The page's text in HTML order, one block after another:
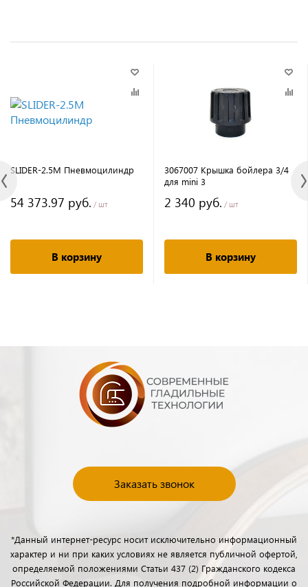
SLIDER-2.5M Пневмоцилиндр
54 373.97 руб. / шт
В корзину
3067007 Крышка бойлера 3/4
для mini 3
2 340 руб. / шт
В корзину
Заказать звонок
*Данный интернет-ресурс носит исключительно информационный
характер и ни при каких условиях не является публичной офертой,
определяемой положениями Статьи 437 (2) Гражданского кодекса
Российской Федерации. Для получения подробной информации о